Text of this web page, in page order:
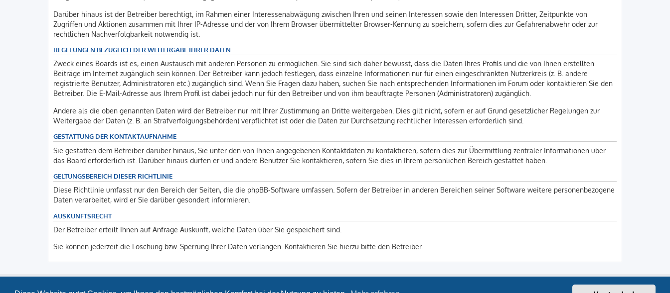
Darüber hinaus ist der Betreiber berechtigt, im Rahmen einer Interessenabwägung zwischen Ihren und seinen Interessen sowie den Interessen Dritter, Zeitpunkte von
Zugriffen und Aktionen zusammen mit Ihrer IP-Adresse und der von Ihrem Browser übermittelter Browser-Kennung zu speichern, sofern dies zur Gefahrenabwehr oder zur
rechtlichen Nachverfolgbarkeit notwendig ist.
REGELUNGEN BEZÜGLICH DER WEITERGABE IHRER DATEN
Zweck eines Boards ist es, einen Austausch mit anderen Personen zu ermöglichen. Sie sind sich daher bewusst, dass die Daten Ihres Profils und die von Ihnen erstellten
Beiträge im Internet zugänglich sein können. Der Betreiber kann jedoch festlegen, dass einzelne Informationen nur für einen eingeschränkten Nutzerkreis (z. B. andere
registrierte Benutzer, Administratoren etc.) zugänglich sind. Wenn Sie Fragen dazu haben, suchen Sie nach entsprechenden Informationen im Forum oder kontaktieren Sie den
Betreiber. Die E-Mail-Adresse aus Ihrem Profil ist dabei jedoch nur für den Betreiber und von ihm beauftragte Personen (Administratoren) zugänglich.
Andere als die oben genannten Daten wird der Betreiber nur mit Ihrer Zustimmung an Dritte weitergeben. Dies gilt nicht, sofern er auf Grund gesetzlicher Regelungen zur
Weitergabe der Daten (z. B. an Strafverfolgungsbehörden) verpflichtet ist oder die Daten zur Durchsetzung rechtlicher Interessen erforderlich sind.
GESTATTUNG DER KONTAKTAUFNAHME
Sie gestatten dem Betreiber darüber hinaus, Sie unter den von Ihnen angegebenen Kontaktdaten zu kontaktieren, sofern dies zur Übermittlung zentraler Informationen über
das Board erforderlich ist. Darüber hinaus dürfen er und andere Benutzer Sie kontaktieren, sofern Sie dies in Ihrem persönlichen Bereich gestattet haben.
GELTUNGSBEREICH DIESER RICHTLINIE
Diese Richtlinie umfasst nur den Bereich der Seiten, die die phpBB-Software umfassen. Sofern der Betreiber in anderen Bereichen seiner Software weitere personenbezogene
Daten verarbeitet, wird er Sie darüber gesondert informieren.
AUSKUNFTSRECHT
Der Betreiber erteilt Ihnen auf Anfrage Auskunft, welche Daten über Sie gespeichert sind.
Sie können jederzeit die Löschung bzw. Sperrung Ihrer Daten verlangen. Kontaktieren Sie hierzu bitte den Betreiber.
LSG Bayern